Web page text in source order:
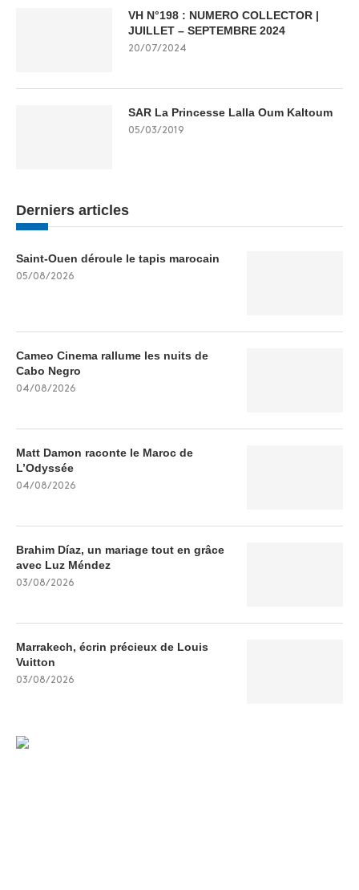
VH N°198 : NUMERO COLLECTOR |
JUILLET – SEPTEMBRE 2024
20/07/2024
SAR La Princesse Lalla Oum Kaltoum
05/03/2019
Derniers articles
Saint-Ouen déroule le tapis marocain
05/08/2026
Cameo Cinema rallume les nuits de
Cabo Negro
04/08/2026
Matt Damon raconte le Maroc de
L’Odyssée
04/08/2026
Brahim Díaz, un mariage tout en grâce
avec Luz Méndez
03/08/2026
Marrakech, écrin précieux de Louis
Vuitton
03/08/2026